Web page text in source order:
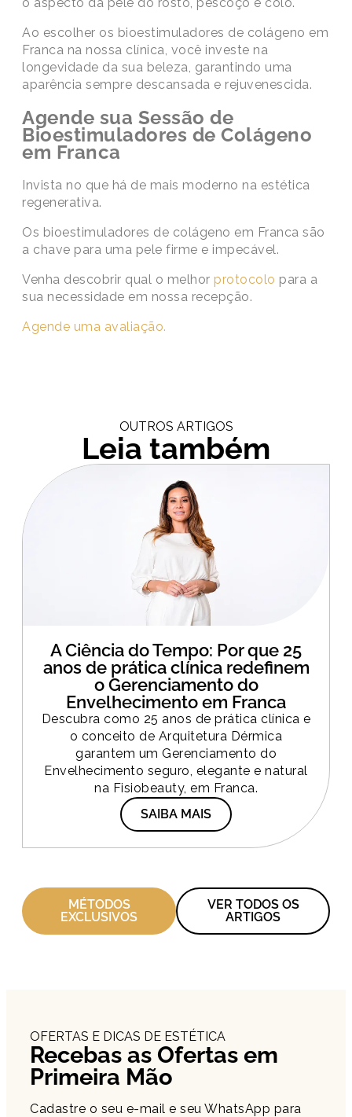
Ao escolher os bioestimuladores de colágeno em
Franca na nossa clínica, você investe na
longevidade da sua beleza, garantindo uma
aparência sempre descansada e rejuvenescida.
Agende sua Sessão de
Bioestimuladores de Colágeno
em Franca
Invista no que há de mais moderno na estética
regenerativa.
Os bioestimuladores de colágeno em Franca são
a chave para uma pele firme e impecável.
Venha descobrir qual o melhor protocolo para a
sua necessidade em nossa recepção.
Agende uma avaliação.
OUTROS ARTIGOS
Leia também
A Ciência do Tempo: Por que 25
anos de prática clínica redefinem
o Gerenciamento do
Envelhecimento em Franca
Descubra como 25 anos de prática clínica e
o conceito de Arquitetura Dérmica
garantem um Gerenciamento do
Envelhecimento seguro, elegante e natural
na Fisiobeauty, em Franca.
SAIBA MAIS
VER TODOS OS
ARTIGOS
MÉTODOS
EXCLUSIVOS
OFERTAS E DICAS DE ESTÉTICA
Recebas as Ofertas em
Primeira Mão
Cadastre o seu e-mail e seu WhatsApp para